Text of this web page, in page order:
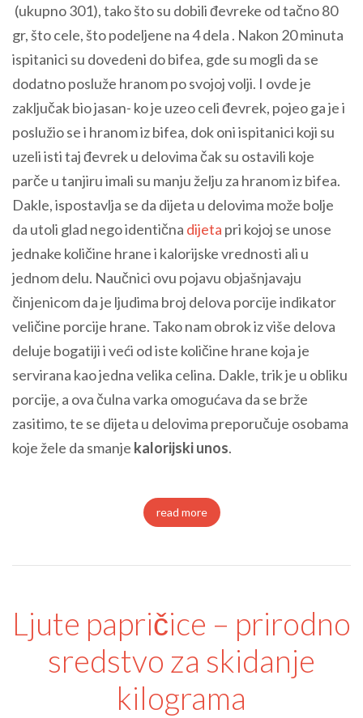
(ukupno 301), tako što su dobili đevreke od tačno 80
gr, što cele, što podeljene na 4 dela . Nakon 20 minuta
ispitanici su dovedeni do bifea, gde su mogli da se
dodatno posluže hranom po svojoj volji. I ovde je
zaključak bio jasan- ko je uzeo celi đevrek, pojeo ga je i
poslužio se i hranom iz bifea, dok oni ispitanici koji su
uzeli isti taj đevrek u delovima čak su ostavili koje
parče u tanjiru imali su manju želju za hranom iz bifea.
Dakle, ispostavlja se da dijeta u delovima može bolje
da utoli glad nego identična dijeta pri kojoj se unose
jednake količine hrane i kalorijske vrednosti ali u
jednom delu. Naučnici ovu pojavu objašnjavaju
činjenicom da je ljudima broj delova porcije indikator
veličine porcije hrane. Tako nam obrok iz više delova
deluje bogatiji i veći od iste količine hrane koja je
servirana kao jedna velika celina. Dakle, trik je u obliku
porcije, a ova čulna varka omogućava da se brže
zasitimo, te se dijeta u delovima preporučuje osobama
koje žele da smanje kalorijski unos.
read more
Ljute papričice – prirodno
sredstvo za skidanje
kilograma